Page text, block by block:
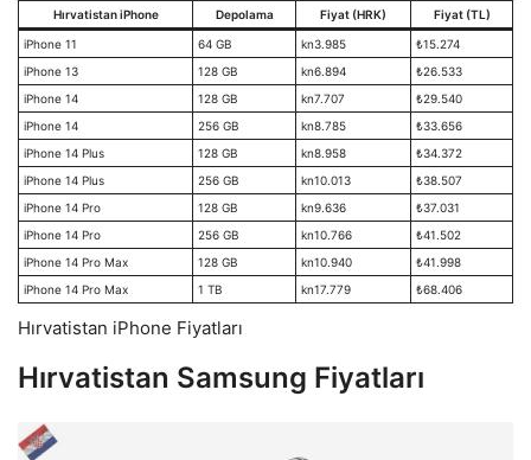
Hırvatistan iPhone Depolama Fiyat (HRK) Fiyat (TL)
iPhone 11 64 GB kn3.985
₺15.274
iPhone 13
128 GB kn6.894
₺26.533
iPhone 14
128 GB kn7.707
₺29.540
iPhone 14
256 GB kn8.785
₺33.656
iPhone 14 Plus
128 GB kn8.958
₺34.372
iPhone 14 Plus
256 GB kn10.013
₺38.507
iPhone 14 Pro
128 GB kn9.636
₺37.031
iPhone 14 Pro
256 GB kn10.766
₺41.502
iPhone 14 Pro Max
128 GB kn10.940
₺41.998
iPhone 14 Pro Max
1 TB kn17.779 ₺68.406
Hırvatistan iPhone Fiyatları
Hırvatistan Samsung Fiyatları